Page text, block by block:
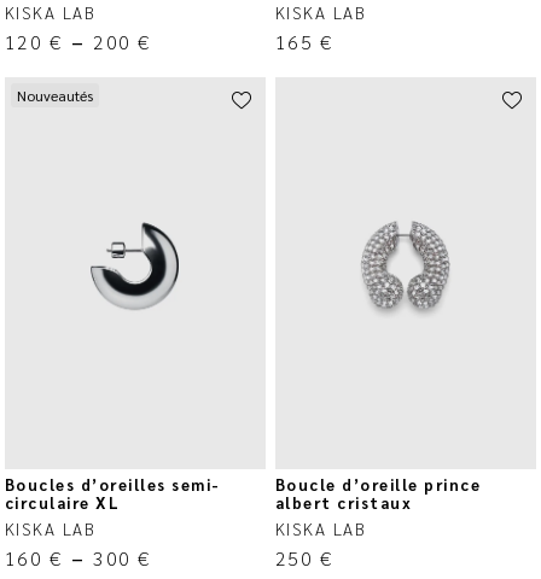
KISKA LAB
120 € – 200€
KISKA LAB
165 €
Nouveautés
Boucles d’oreilles semi-
circulaire XL
KISKA LAB
160 € – 300€
Boucle d’oreille prince
albert cristaux
KISKA LAB
250 €